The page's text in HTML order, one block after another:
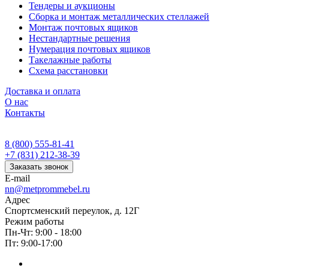
Тендеры и аукционы
Сборка и монтаж металлических стеллажей
Монтаж почтовых ящиков
Нестандартные решения
Нумерация почтовых ящиков
Такелажные работы
Схема расстановки
Доставка и оплата
О нас
Контакты
8 (800) 555-81-41
+7 (831) 212-38-39
Заказать звонок
E-mail
nn@metprommebel.ru
Адрес
Спортсменский переулок, д. 12Г
Режим работы
Пн-Чт: 9:00 - 18:00
Пт: 9:00-17:00